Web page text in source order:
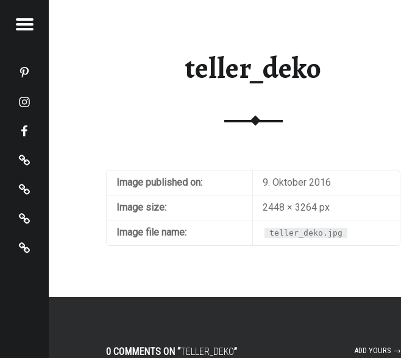
Menu
teller_deko
Image published on: 9. Oktober 2016
Image size: 2448 × 3264 px
Image file name: teller_deko.jpg
0 COMMENTS ON “TELLER_DEKO” ADD YOURS →